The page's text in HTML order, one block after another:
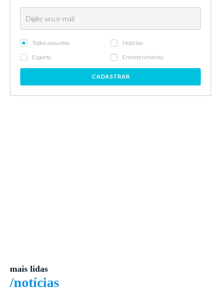
Todos assuntos
Notícias
Esporte
Entretenimento
CADASTRAR
mais lidas
/notícias